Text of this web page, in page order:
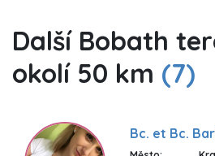
Další Bobath
okolí 50 km (7)
Bc. et Bc.